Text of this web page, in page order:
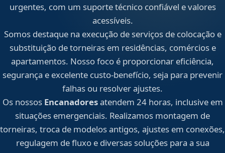
urgentes, com um suporte técnico confiável e valores
acessíveis.
Somos destaque na execução de serviços de colocação e
substituição de torneiras em residências, comércios e
apartamentos. Nosso foco é proporcionar eficiência,
segurança e excelente custo-benefício, seja para prevenir
falhas ou resolver ajustes.
Os nossos Encanadoresatendem 24 horas, inclusive em
situações emergenciais. Realizamos montagem de
torneiras, troca de modelos antigos, ajustes em conexões,
regulagem de fluxo e diversas soluções para a sua